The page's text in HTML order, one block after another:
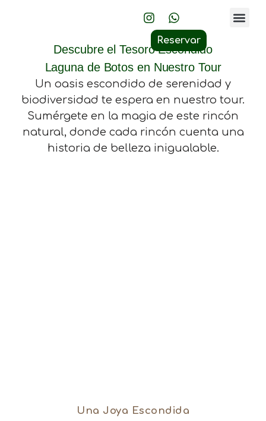
Reservar
Descubre el Tesoro Escondido
Laguna de Botos en Nuestro Tour
Un oasis escondido de serenidad y
biodiversidad te espera en nuestro tour.
Sumérgete en la magia de este rincón
natural, donde cada rincón cuenta una
historia de belleza inigualable.
Una Joya Escondida